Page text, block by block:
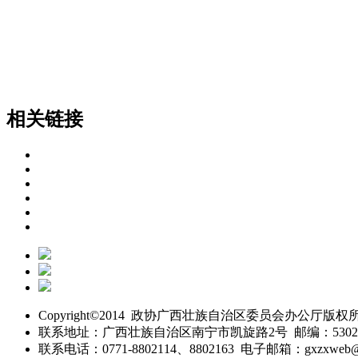
相关链接
Copyright©2014 政协广西壮族自治区委员会办公厅版权
联系地址：广西壮族自治区南宁市凯旋路2号 邮编：
联系电话：0771-8802114、8802163 电子邮箱：